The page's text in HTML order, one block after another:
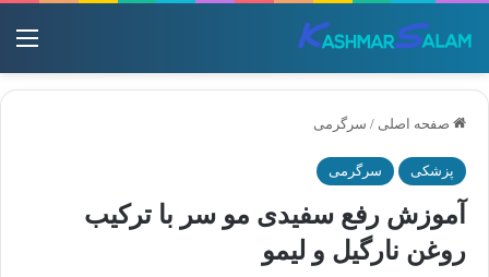
صفحه اصلی / سرگرمی
پزشکی سرگرمی
آموزش رفع سفیدی مو سر با ترکیب
روغن نارگیل و لیمو